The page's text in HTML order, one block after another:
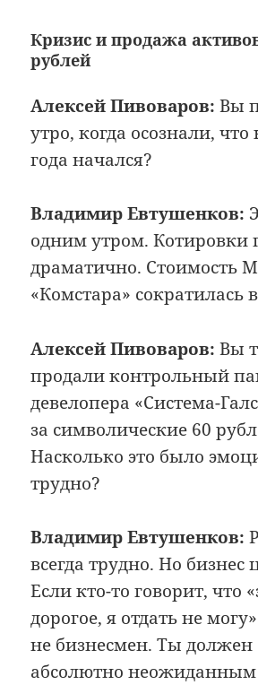
Кризис и продажа
рублей
Алексей Пивоваров: Вы
утро, когда осознали, что
года начался?
Владимир Евтушенков:
одним утром. Котировки
драматично. Стоимость
«Комстара» сократилась
Алексей Пивоваров: Вы
продали контрольный
девелопера «Система-
за символические 60
Насколько это было
трудно?
Владимир Евтушенков:
всегда трудно. Но бизнес
Если кто-то говорит, что
дорогое, я отдать не
не бизнесмен. Ты должен
абсолютно